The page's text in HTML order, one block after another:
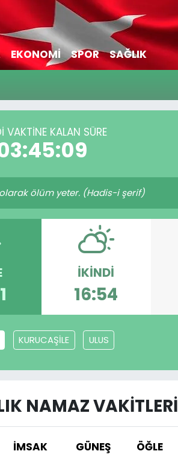
EKONOMİ SPOR SAĞLIK
VAKTİNE KALAN SÜRE
ölüm yeter. (Hadis-i şerif)
İKINDI
16:54
KURUCAŞİLE ULUS
NAMAZ VAKITLERI
İMSAK GÜNEŞ ÖĞLE